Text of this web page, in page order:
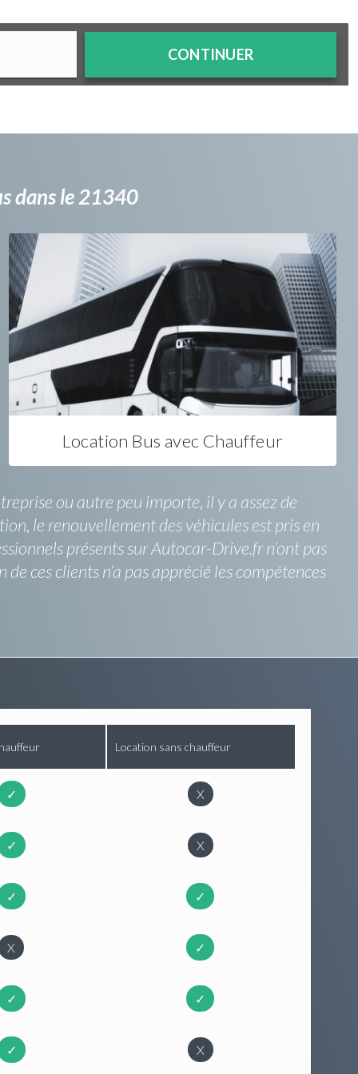
CONTINUER
dans le 21340
Location Bus avec Chauffeur
ou autre peu importe, il y a assez de
le renouvellement des véhicules est pris en
présents sur Autocar-Drive.fr n’ont pas
ces clients n’a pas apprécié les compétences
Location sans chauffeur
✓ X
✓ X
✓ ✓
X ✓
✓ ✓
✓ X